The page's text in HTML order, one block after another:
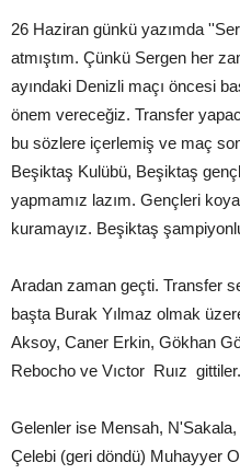
26 Haziran günkü yazımda
atmıştım. Çünkü Sergen her
ayındaki Denizli maçı öncesi
önem vereceğiz. Transfer
bu sözlere içerlemiş ve maç
Beşiktaş Kulübü, Beşiktaş
yapmamız lazım. Gençleri
kuramayız. Beşiktaş
Aradan zaman geçti. Transfer
başta Burak Yılmaz olmak
Aksoy, Caner Erkin, Gökhan
Rebocho ve Vıctor Ruız gittiler.
Gelenler ise Mensah,
Çelebi (geri döndü) Muhayyer